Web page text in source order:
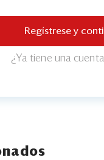
Regístrese y
¿Ya tiene una